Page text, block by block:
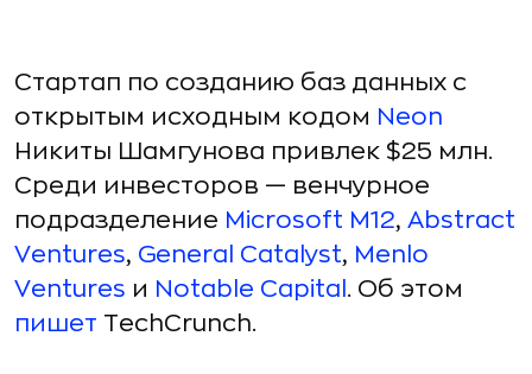
Стартап по созданию баз данных с
открытым исходным кодом Neon
Никиты Шамгунова привлек $25 млн.
Среди инвесторов — венчурное
подразделение Microsoft M12, Abstract
Ventures, General Catalyst, Menlo
Ventures и Notable Capital . Об этом
пишет TechCrunch.